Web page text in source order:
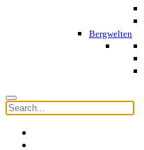
Bergwelten